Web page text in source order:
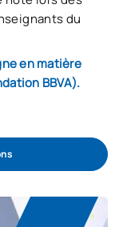
du
en matière
BBVA).